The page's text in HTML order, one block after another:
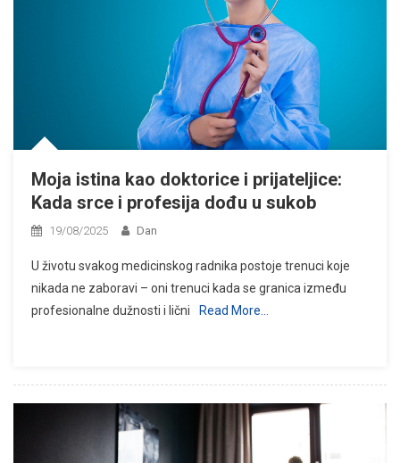
Moja istina kao doktorice i prijateljice:
Kada srce i profesija dođu u sukob
19/08/2025 Dan
U životu svakog medicinskog radnika postoje trenuci koje
nikada ne zaboravi – oni trenuci kada se granica između
profesionalne dužnosti i lični
Read More…